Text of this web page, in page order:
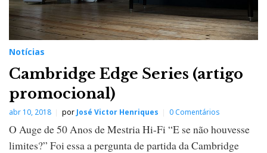
Notícias
Cambridge Edge Series (artigo
promocional)
abr 10, 2018 por José Victor Henriques 0 Comentários
O Auge de 50 Anos de Mestria Hi-Fi “E se não houvesse
limites?” Foi essa a pergunta de partida da Cambridge